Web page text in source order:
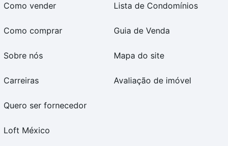
Como vender
Como comprar
Sobre nós
Carreiras
Quero ser fornecedor
Loft México
Lista de Condomínios
Guia de Venda
Mapa do site
Avaliação de imóvel